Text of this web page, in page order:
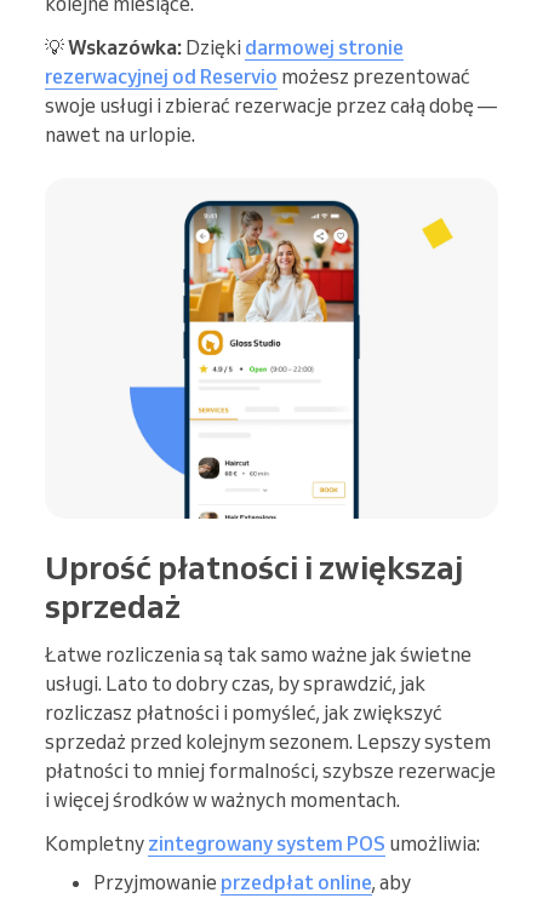
💡Wskazówka: Dzięki darmowej stronie
rezerwacyjnej od Reservio możesz prezentować
swoje usługi i zbierać rezerwacje przez całą dobę —
nawet na urlopie.
Uprość płatności i zwiększaj
sprzedaż
Łatwe rozliczenia są tak samo ważne jak świetne
usługi. Lato to dobry czas, by sprawdzić, jak
rozliczasz płatności i pomyśleć, jak zwiększyć
sprzedaż przed kolejnym sezonem. Lepszy system
płatności to mniej formalności, szybsze rezerwacje
i więcej środków w ważnych momentach.
Kompletny zintegrowany system POS umożliwia:
Przyjmowanie przedpłat online, aby